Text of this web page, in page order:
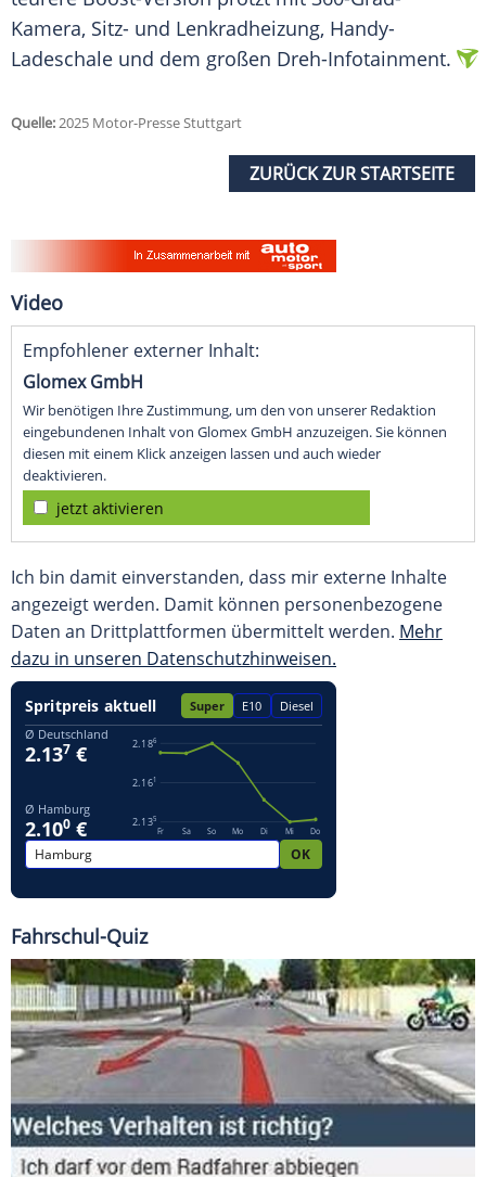
Kamera, Sitz- und Lenkradheizung, Handy-
Ladeschale und dem großen Dreh-Infotainment.
Quelle:2025 Motor-Presse Stuttgart
ZURÜCK ZUR STARTSEITE
Video
Empfohlener externer Inhalt:
Glomex GmbH
Wir benötigen Ihre Zustimmung, um den von unserer Redaktion
eingebundenen Inhalt von Glomex GmbH anzuzeigen. Sie können
diesen mit einem Klick anzeigen lassen und auch wieder
deaktivieren.
jetzt aktivieren
Ich bin damit einverstanden, dass mir externe Inhalte
angezeigt werden. Damit können personenbezogene
Daten an Drittplattformen übermittelt werden. Mehr
dazu in unseren Datenschutzhinweisen.
Fahrschul-Quiz